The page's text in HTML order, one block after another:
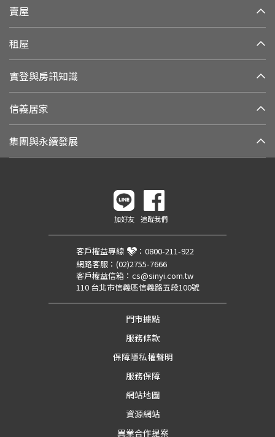
賣屋
租屋
實登與房訊知識
信義居家
集團與永續發展
加好友 追蹤我們
客戶權益專線 ： 0800-211-922
網路客服： (02)2755-7666
客戶權益信箱： cs@sinyi.com.tw
110 台北市信義區信義路五段100號
門市據點
服務條款
保障隱私權聲明
服務保障
網站地圖
資源網站
異業合作提案